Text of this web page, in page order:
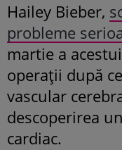
Hailey Bieber,
probleme
martie a
operații după
vascular
descoperirea
cardiac.